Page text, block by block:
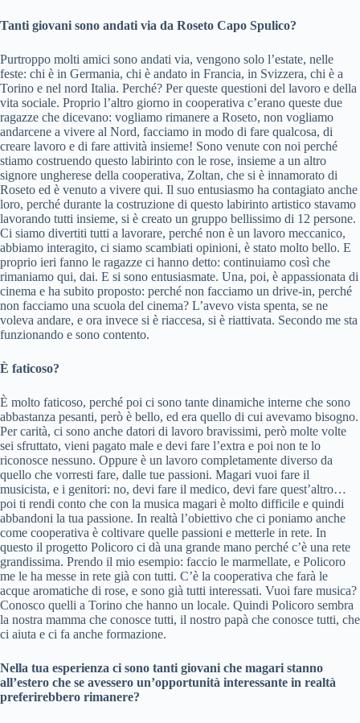
Tanti giovani sono andati via da Roseto Capo Spulico?
Purtroppo molti amici sono andati via, vengono solo l’estate, nelle
feste: chi è in Germania, chi è andato in Francia, in Svizzera, chi è a
Torino e nel nord Italia. Perché? Per queste questioni del lavoro e della
vita sociale. Proprio l’altro giorno in cooperativa c’erano queste due
ragazze che dicevano: vogliamo rimanere a Roseto, non vogliamo
andarcene a vivere al Nord, facciamo in modo di fare qualcosa, di
creare lavoro e di fare attività insieme! Sono venute con noi perché
stiamo costruendo questo labirinto con le rose, insieme a un altro
signore ungherese della cooperativa, Zoltan, che si è innamorato di
Roseto ed è venuto a vivere qui. Il suo entusiasmo ha contagiato anche
loro, perché durante la costruzione di questo labirinto artistico stavamo
lavorando tutti insieme, si è creato un gruppo bellissimo di 12 persone.
Ci siamo divertiti tutti a lavorare, perché non è un lavoro meccanico,
abbiamo interagito, ci siamo scambiati opinioni, è stato molto bello. E
proprio ieri fanno le ragazze ci hanno detto: continuiamo così che
rimaniamo qui, dai. E si sono entusiasmate. Una, poi, è appassionata di
cinema e ha subito proposto: perché non facciamo un drive-in, perché
non facciamo una scuola del cinema? L’avevo vista spenta, se ne
voleva andare, e ora invece si è riaccesa, si è riattivata. Secondo me sta
funzionando e sono contento.
È faticoso?
È molto faticoso, perché poi ci sono tante dinamiche interne che sono
abbastanza pesanti, però è bello, ed era quello di cui avevamo bisogno.
Per carità, ci sono anche datori di lavoro bravissimi, però molte volte
sei sfruttato, vieni pagato male e devi fare l’extra e poi non te lo
riconosce nessuno. Oppure è un lavoro completamente diverso da
quello che vorresti fare, dalle tue passioni. Magari vuoi fare il
musicista, e i genitori: no, devi fare il medico, devi fare quest’altro…
poi ti rendi conto che con la musica magari è molto difficile e quindi
abbandoni la tua passione. In realtà l’obiettivo che ci poniamo anche
come cooperativa è coltivare quelle passioni e metterle in rete. In
questo il progetto Policoro ci dà una grande mano perché c’è una rete
grandissima. Prendo il mio esempio: faccio le marmellate, e Policoro
me le ha messe in rete già con tutti. C’è la cooperativa che farà le
acque aromatiche di rose, e sono già tutti interessati. Vuoi fare musica?
Conosco quelli a Torino che hanno un locale. Quindi Policoro sembra
la nostra mamma che conosce tutti, il nostro papà che conosce tutti, che
ci aiuta e ci fa anche formazione.
Nella tua esperienza ci sono tanti giovani che magari stanno
all’estero che se avessero un’opportunità interessante in realtà
preferirebbero rimanere?